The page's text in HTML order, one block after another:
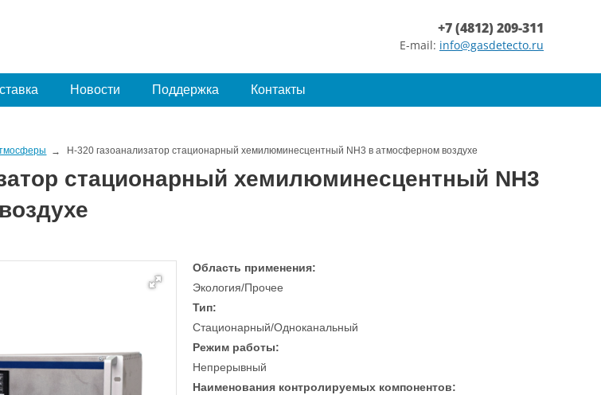
+7 (4812) 209-311
E-mail: info@gasdetecto.ru
Новости Поддержка Контакты
H-320 газоанализатор стационарный хемилюминесцентный NH3 в атмосферном воздухе
стационарный хемилюминесцентный NH3
Область применения:
Экология/Прочее
Тип:
Стационарный/Одноканальный
Режим работы:
Непрерывный
Наименования контролируемых компонентов: